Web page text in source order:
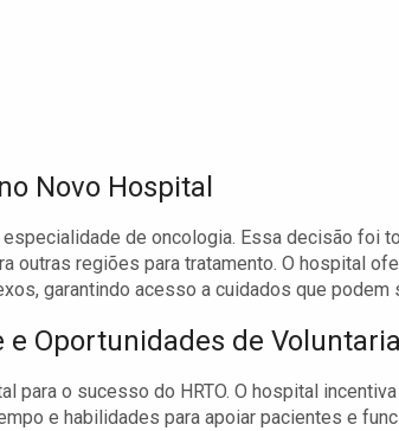
Novo Hospital
de oncologia. Essa decisão foi
outras regiões para tratamento. O hospital
garantindo acesso a cuidados que podem
Oportunidades de
para o sucesso do HRTO. O hospital
e habilidades para apoiar pacientes e